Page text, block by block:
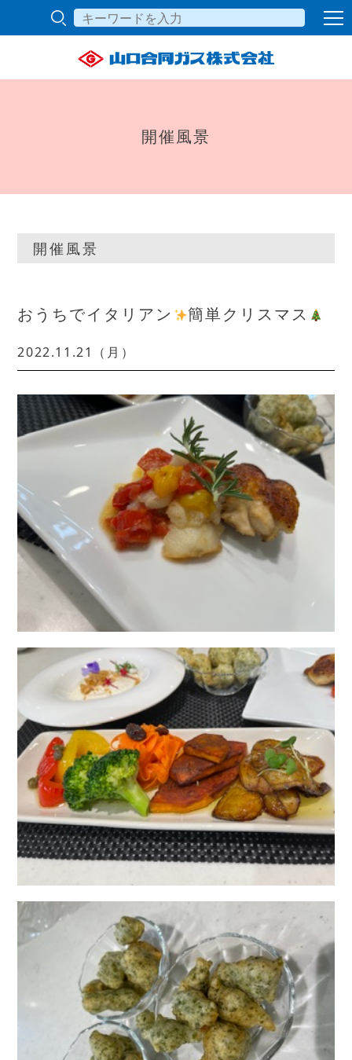
開催風景
開催風景
おうちでイタリアン 簡単クリスマス
2022.11.21（月）